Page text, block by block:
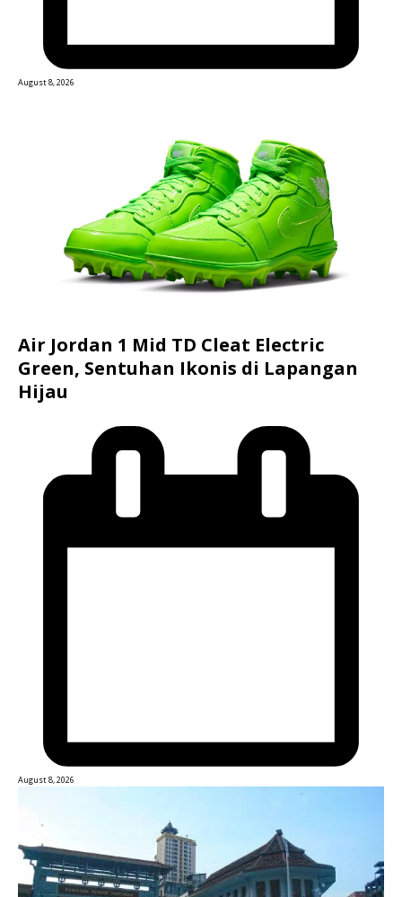
August 8, 2026
Air Jordan 1 Mid TD Cleat Electric
Green, Sentuhan Ikonis di Lapangan
Hijau
August 8, 2026